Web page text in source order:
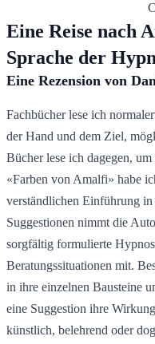
Eine Reise nach
Sprache der
Eine Rezension von
Fachbücher lese ich
der Hand und dem Ziel,
Bücher lese ich dagegen,
«Farben von Amalfi» habe
verständlichen Einführung
Suggestionen nimmt die
sorgfältig formulierte
Beratungssituationen mit.
in ihre einzelnen Bausteine
eine Suggestion ihre
künstlich, belehrend oder